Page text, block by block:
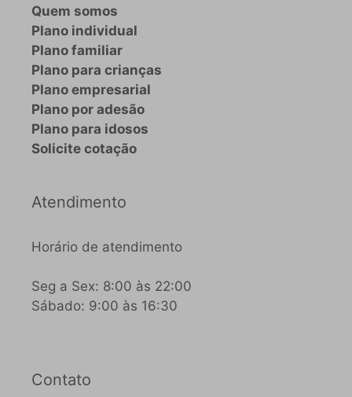
Quem somos
Plano individual
Plano familiar
Plano para crianças
Plano empresarial
Plano por adesão
Plano para idosos
Solicite cotação
Atendimento
Horário de atendimento
Seg a Sex: 8:00 às 22:00
Sábado: 9:00 às 16:30
Contato